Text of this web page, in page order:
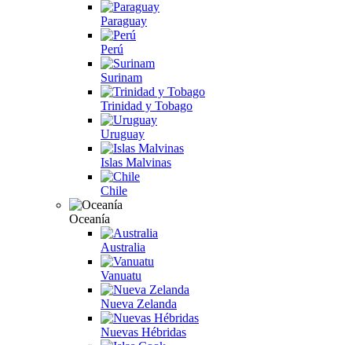
Paraguay
Perú
Surinam
Trinidad y Tobago
Uruguay
Islas Malvinas
Chile
Oceanía
Australia
Vanuatu
Nueva Zelanda
Nuevas Hébridas